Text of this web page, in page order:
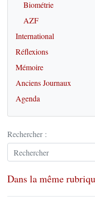
Biométrie
AZF
International
Réflexions
Mémoire
Anciens Journaux
Agenda
Rechercher :
Dans la même